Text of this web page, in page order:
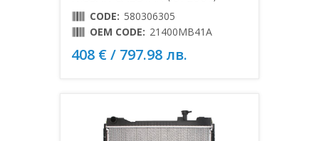
CODE: 580306305
OEM CODE: 21400MB41A
408 € / 797.98 лв.